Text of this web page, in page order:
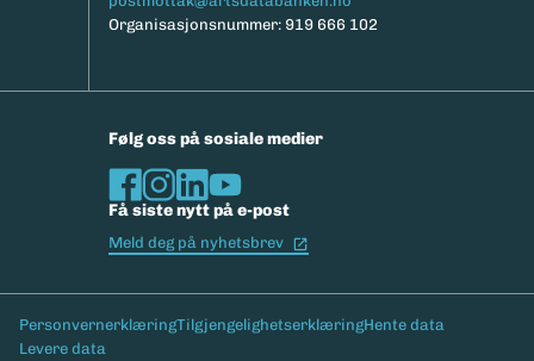
Organisasjonsnummer: 919 666 102
Følg oss på sosiale medier
Få siste nytt på e-post
Meld deg på nyhetsbrev
Bunntekst
PersonvernerklæringTilgjengelighetserklæringHente data
Levere data